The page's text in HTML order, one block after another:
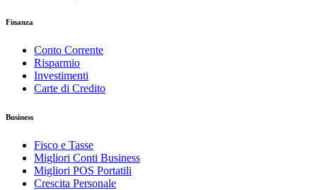
Finanza
Conto Corrente
Risparmio
Investimenti
Carte di Credito
Business
Fisco e Tasse
Migliori Conti Business
Migliori POS Portatili
Crescita Personale